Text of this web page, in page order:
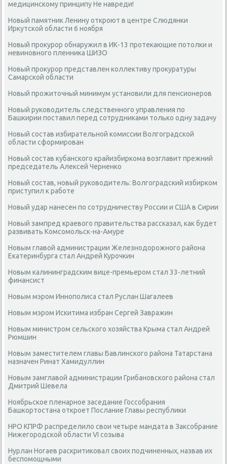
медицинскому принципу Не навреди!
Новый памятник Ленину откроют в центре Слюдянки
Иркутской области 6 ноября
Новый прокурор обнаружил в ИК-13 протекающие потолки и
невиновного пленника ШИЗО
Новый прокурор представлен коллективу прокуратуры
Самарской области
Новый прожиточный минимум установили для пенсионеров
Новый руководитель следственного управления по
Башкирии поставил перед сотрудниками только одну задачу
Новый состав избирательной комиссии Волгоградской
области сформирован
Новый состав кубанского крайизбиркома возглавит прежний
председатель Алексей Черненко
Новый состав, новый руководитель: Волгоградский избирком
приступил к работе
Новый удар нанесен по сотрудничеству России и США в Сирии
Новый зампред краевого правительства рассказал, как будет
развивать Комсомольск-на-Амуре
Новым главой администрации Железнодорожного района
Екатеринбурга стал Андрей Курочкин
Новым калининградским вице-премьером стал 33-летний
финансист
Новым мэром Иннополиса стал Руслан Шагалеев
Новым мэром Искитима избран Сергей Завражин
Новым министром сельского хозяйства Крыма стал Андрей
Рюмшин
Новым заместителем главы Бавлинского района Татарстана
назначен Ринат Хамидуллин
Новым замглавой администрации Грибановского района стал
Дмитрий Шевела
Ноябрьское пленарное заседание Госсобрания
Башкортостана откроет Послание Главы республики
НРО КПРФ распределило свои четыре мандата в Заксобрание
Нижегородской области VI созыва
Нурлан Ногаев раскритиковал своих подчиненных, назвав их
беспомощными